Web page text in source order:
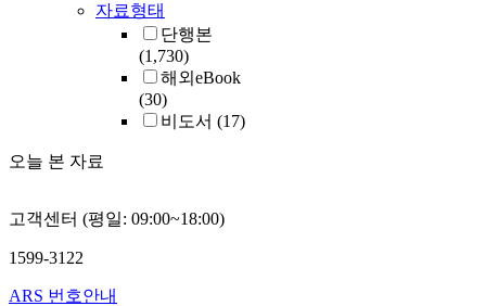
자료형태
단행본
(1,730)
해외eBook
(30)
비도서 (17)
오늘 본 자료
고객센터 (평일: 09:00~18:00)
1599-3122
ARS 번호안내